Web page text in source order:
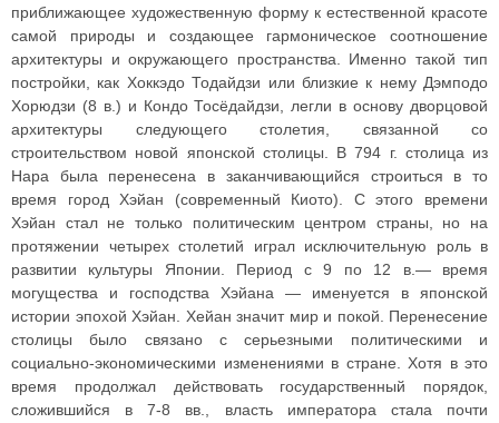
приближающее художественную форму к естественной красоте
самой природы и создающее гармоническое соотношение
архитектуры и окружающего пространства. Именно такой тип
постройки, как Хоккэдо Тодайдзи или близкие к нему Дэмподо
Хорюдзи (8 в.) и Кондо Тосёдайдзи, легли в основу дворцовой
архитектуры следующего столетия, связанной со
строительством новой японской столицы. В 794 г. столица из
Нара была перенесена в заканчивающийся строиться в то
время город Хэйан (современный Киото). С этого времени
Хэйан стал не только политическим центром страны, но на
протяжении четырех столетий играл исключительную роль в
развитии культуры Японии. Период с 9 по 12 в.— время
могущества и господства Хэйана — именуется в японской
истории эпохой Хэйан. Хейан значит мир и покой. Перенесение
столицы было связано с серьезными политическими и
социально-экономическими изменениями в стране. Хотя в это
время продолжал действовать государственный порядок,
сложившийся в 7-8 вв., власть императора стала почти